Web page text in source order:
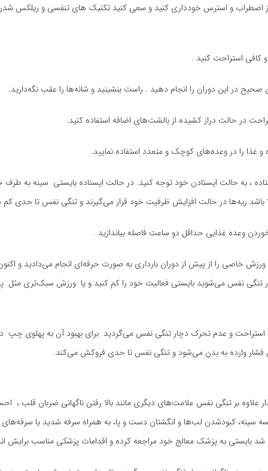
اضطراب و استرس خودداری کنید و سعی کنید تکنیک های تنفسی و ریلکس
و کافی استراحت کنید .
در این دوران را انجام دهید . راست بنشینید و شانه‌ها را عقب نگه‌دارید.
در حالت دراز کشیده از بالشت‌های اضافه استفاده کنید.
غذا را در وعده‌های کوچک و متعدد استفاده نمایید.
، به حالت ایستادن خود توجه کنید. در حالت ایستاده بایستی سینه به طرف
باشد ریه‌ها در حالت افزایش ظرفیت خود قرار می‌گیرند و تنگی نفس تا حدی
وعده غذایی حداقل دو ساعت فاصله بیاندازید .
خاصی را از پیش از دوران بارداری به صورت حرفه‌ای انجام می‌دادید و
نفس می‌شوید بایستی فعالیت خود را کم کنید و یا ورزش سبک‌تری مثل
و عدم تحرک دچار تنگی نفس می‌گردید برای بهبود آن به پهلوی چپ
وارده به بدن می‌شود و تنگی نفس تا حدی فروکش می‌کند.
علاوه بر تنگی نفس علامت‌های دیگری مانند بالا رفتن ناگهانی ضربان قلب
سینه، کبودشدن لب‌ها و انگشتان دست و پا، به همراه سرفه‌ شدید یا
شد بایستی به پزشک معالج خود مراجعه کرده و اقدامات پزشکی مناسب برایش